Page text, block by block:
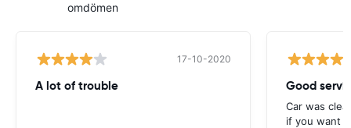
omdömen
17-10-2020
A lot of trouble Good
Car was
if you want